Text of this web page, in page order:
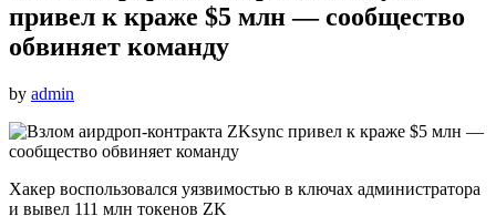
привел к краже $5 млн — сообщество
обвиняет команду
by admin
Хакер воспользовался уязвимостью в ключах администратора
и вывел 111 млн токенов ZK